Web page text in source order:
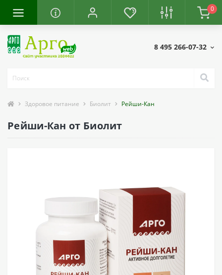
0
8 495 266-07-32
Здоровое питание Биолит Рейши-Кан
Рейши-Кан от Биолит